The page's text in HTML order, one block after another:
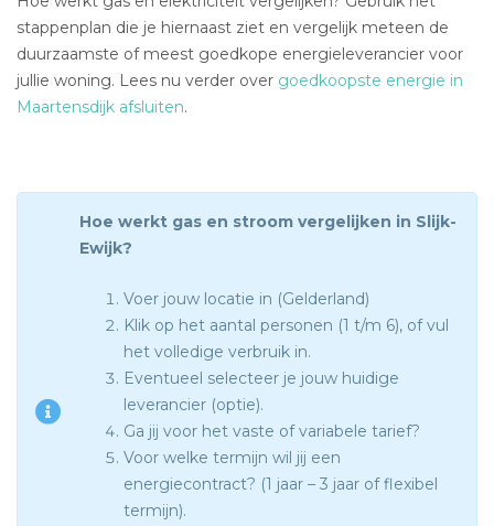
stappenplan die je hiernaast ziet en vergelijk meteen de
duurzaamste of meest goedkope energieleverancier voor
jullie woning. Lees nu verder over goedkoopste energie in
Maartensdijk afsluiten.
Hoe werkt gas en stroom vergelijken in Slijk-
Ewijk?
Voer jouw locatie in (Gelderland)
Klik op het aantal personen (1 t/m 6), of vul
het volledige verbruik in.
Eventueel selecteer je jouw huidige
leverancier (optie).
Ga jij voor het vaste of variabele tarief?
Voor welke termijn wil jij een
energiecontract? (1 jaar – 3 jaar of flexibel
termijn).